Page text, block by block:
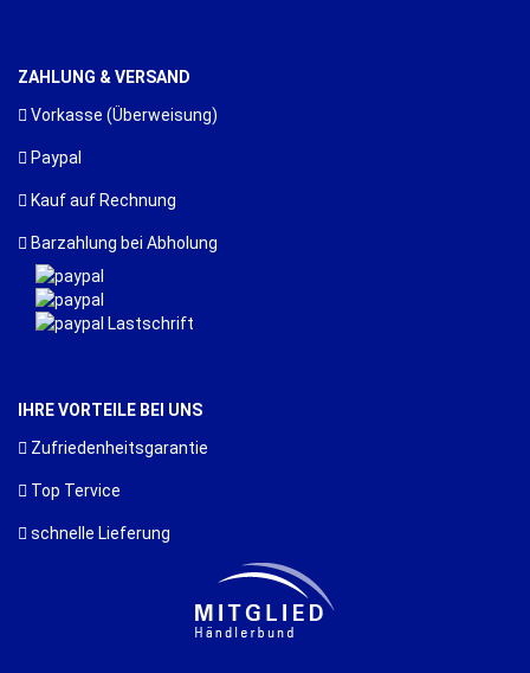
ZAHLUNG & VERSAND
Vorkasse (Überweisung)
Paypal
Kauf auf Rechnung
Barzahlung bei Abholung
IHRE VORTEILE BEI UNS
Zufriedenheitsgarantie
Top Tervice
schnelle Lieferung